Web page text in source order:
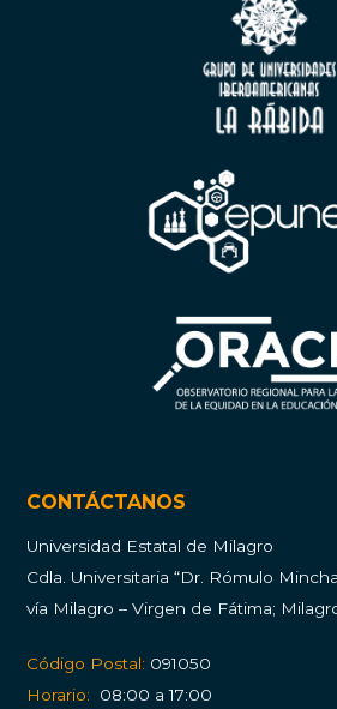
CONTÁCTANOS
Universidad Estatal de Milagro
Cdla. Universitaria “Dr. Rómulo
vía Milagro – Virgen de Fátima;
Código Postal: 091050
Horario:
08:00 a 17:00